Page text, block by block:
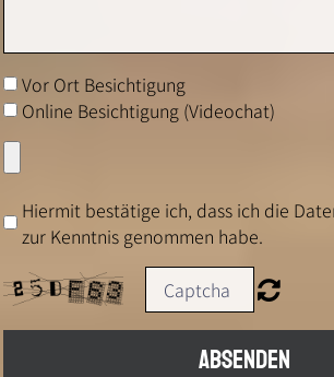
Vor Ort Besichtigung
Online Besichtigung (Videochat)
Hiermit bestätige ich, dass ich die
zur Kenntnis genommen habe.
ABSENDEN